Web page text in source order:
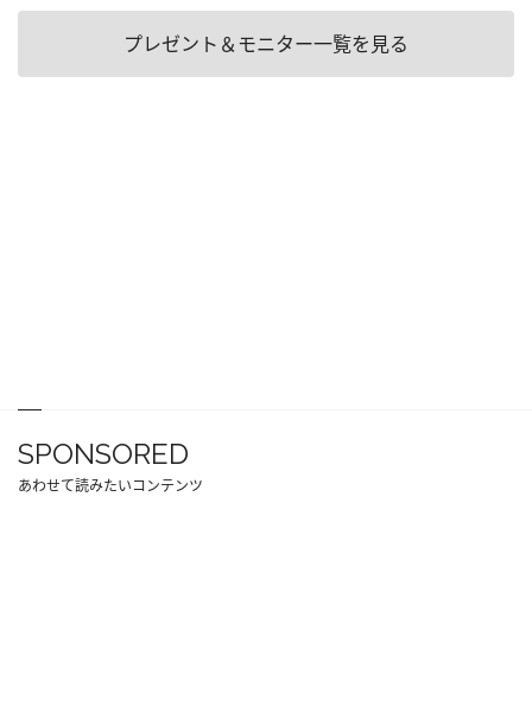
プレゼント＆モニター一覧を見る
SPONSORED
あわせて読みたいコンテンツ